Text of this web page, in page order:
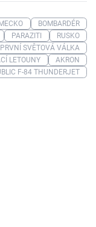
BOMBARDÉR
PARAZITI
RUSKO
PRVNÍ SVĚTOVÁ VÁLKA
LETOUNY
AKRON
F-84 THUNDERJET